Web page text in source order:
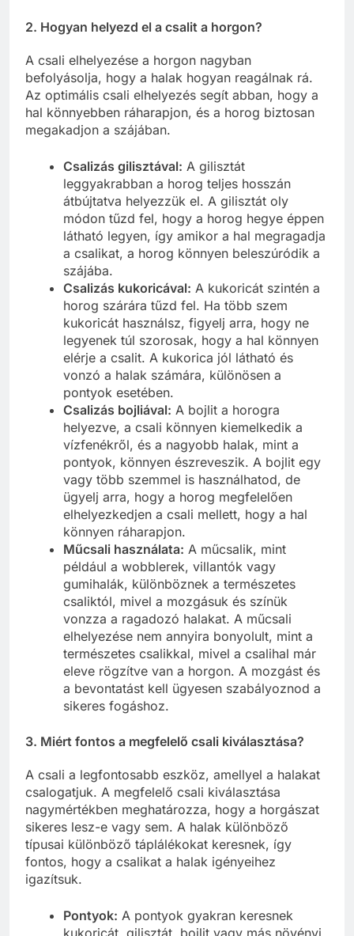
2. Hogyan helyezd el a csalit a horgon?
A csali elhelyezése a horgon nagyban
befolyásolja, hogy a halak hogyan reagálnak rá.
Az optimális csali elhelyezés segít abban, hogy a
hal könnyebben ráharapjon, és a horog biztosan
megakadjon a szájában.
Csalizás gilisztával: A gilisztát
leggyakrabban a horog teljes hosszán
átbújtatva helyezzük el. A gilisztát oly
módon tűzd fel, hogy a horog hegye éppen
látható legyen, így amikor a hal megragadja
a csalikat, a horog könnyen beleszúródik a
szájába.
Csalizás kukoricával: A kukoricát szintén a
horog szárára tűzd fel. Ha több szem
kukoricát használsz, figyelj arra, hogy ne
legyenek túl szorosak, hogy a hal könnyen
elérje a csalit. A kukorica jól látható és
vonzó a halak számára, különösen a
pontyok esetében.
Csalizás bojliával: A bojlit a horogra
helyezve, a csali könnyen kiemelkedik a
vízfenékről, és a nagyobb halak, mint a
pontyok, könnyen észreveszik. A bojlit egy
vagy több szemmel is használhatod, de
ügyelj arra, hogy a horog megfelelően
elhelyezkedjen a csali mellett, hogy a hal
könnyen ráharapjon.
Műcsali használata: A műcsalik, mint
például a wobblerek, villantók vagy
gumihalák, különböznek a természetes
csaliktól, mivel a mozgásuk és színük
vonzza a ragadozó halakat. A műcsali
elhelyezése nem annyira bonyolult, mint a
természetes csalikkal, mivel a csalihal már
eleve rögzítve van a horgon. A mozgást és
a bevontatást kell ügyesen szabályoznod a
sikeres fogáshoz.
3. Miért fontos a megfelelő csali kiválasztása?
A csali a legfontosabb eszköz, amellyel a halakat
csalogatjuk. A megfelelő csali kiválasztása
nagymértékben meghatározza, hogy a horgászat
sikeres lesz-e vagy sem. A halak különböző
típusai különböző táplálékokat keresnek, így
fontos, hogy a csalikat a halak igényeihez
igazítsuk.
Pontyok: A pontyok gyakran keresnek